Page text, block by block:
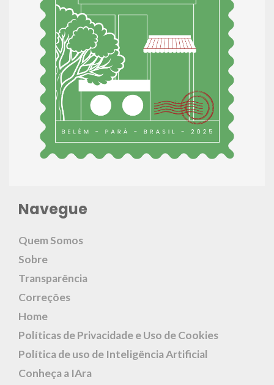
Navegue
Quem Somos
Sobre
Transparência
Correções
Home
Políticas de Privacidade e Uso de Cookies
Política de uso de Inteligência Artificial
Conheça a IAra